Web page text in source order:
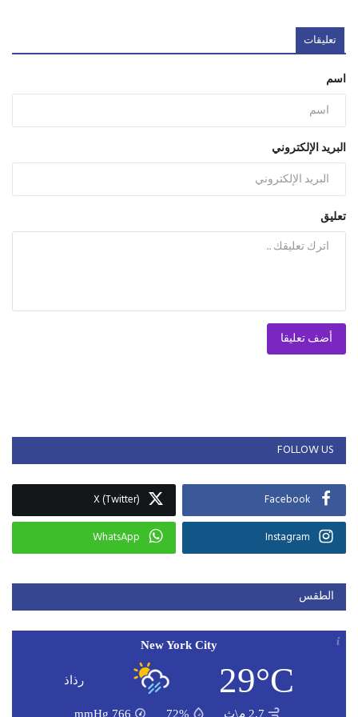
تعليقات
اسم
البريد الإلكتروني
تعليق
أضف تعليقا
FOLLOW US
Facebook
X (Twitter)
Instagram
WhatsApp
الطقس
New York City
29°C رذاذ
2.7 م\ث 72%
766
mmHg